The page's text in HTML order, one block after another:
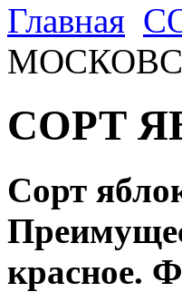
Главная
СОРТ
Сорт
красное.